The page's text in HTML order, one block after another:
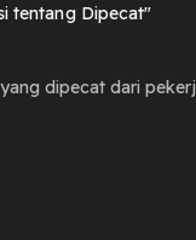
tentang Dipecat"
dipecat dari